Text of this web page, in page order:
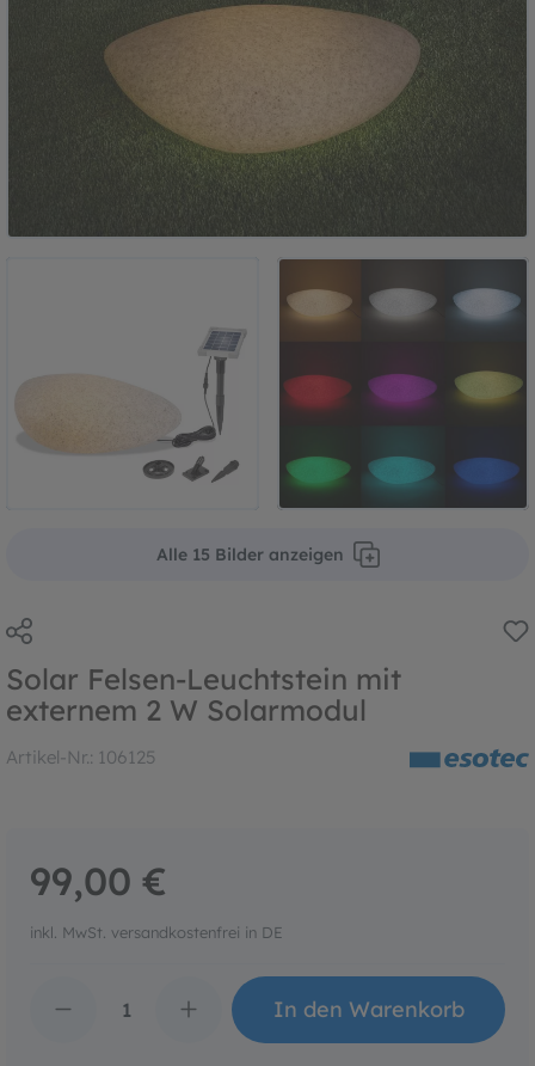
Alle 15 Bilder anzeigen
Solar Felsen-Leuchtstein mit
externem 2 W Solarmodul
Artikel-Nr.: 106125
99,00 €
inkl. MwSt. versandkostenfrei in DE
Produkt Anzahl: Gib
In den Warenkorb